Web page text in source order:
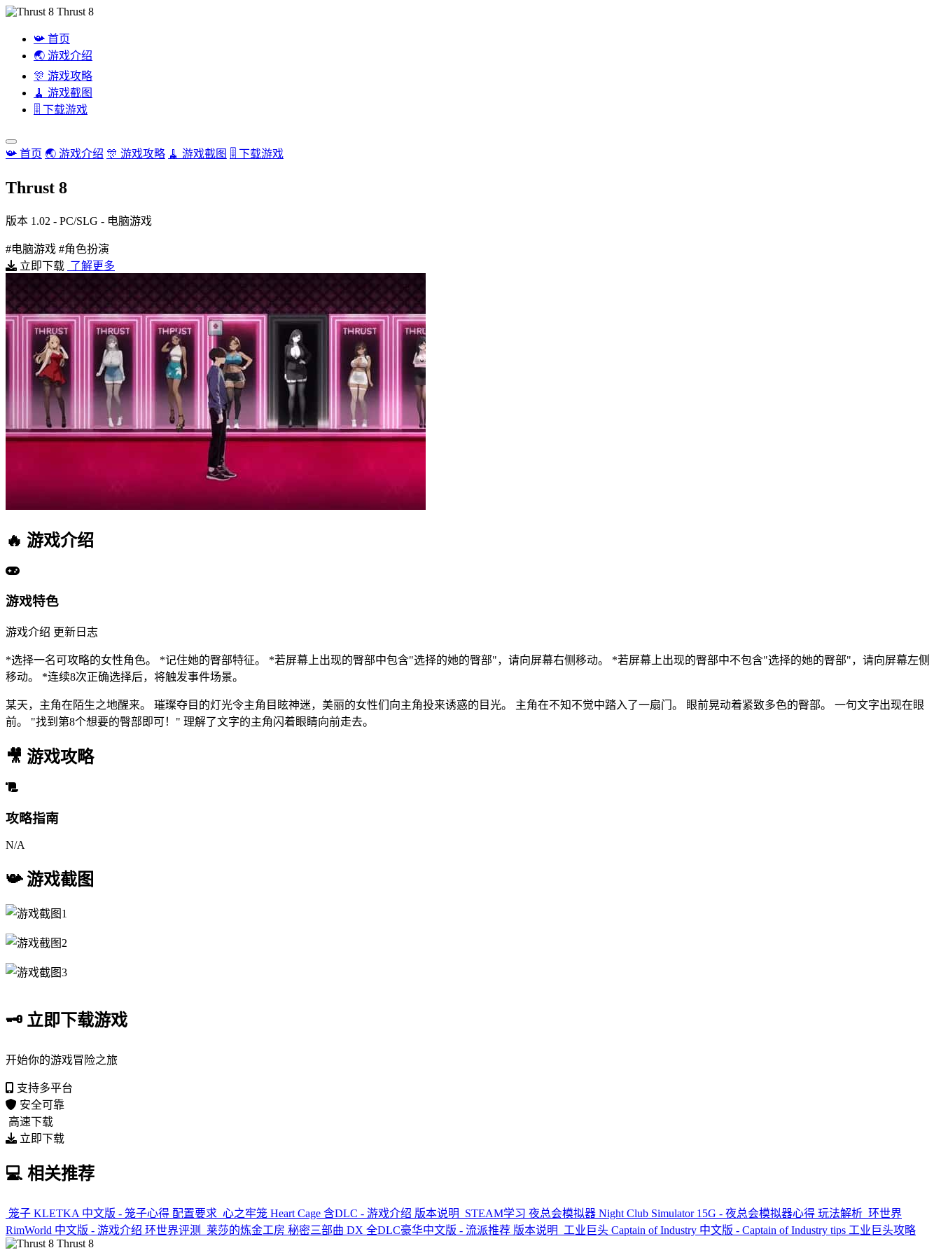
Thrust 8
📯 首页
🌏 游戏介绍
🎊 游戏攻略
🧹 游戏截图
🎚️ 下载游戏
📯 首页 🌏 游戏介绍 🎊 游戏攻略 🧹 游戏截图 🎚️ 下载游戏
Thrust 8
版本 1.02 - PC/SLG - 电脑游戏
#电脑游戏 #角色扮演
立即下载 了解更多
🔥 游戏介绍
游戏特色
游戏介绍 更新日志
*选择一名可攻略的女性角色。 *记住她的臀部特征。 *若屏幕上出现的臀部中包含"选择的她的臀部"，请向屏幕右侧移动。 *若屏幕上出现的臀部中不包含"选择的她的臀部"，请向屏幕左侧
移动。 *连续8次正确选择后，将触发事件场景。
某天，主角在陌生之地醒来。 璀璨夺目的灯光令主角目眩神迷，美丽的女性们向主角投来诱惑的目光。 主角在不知不觉中踏入了一扇门。 眼前晃动着紧致多色的臀部。 一句文字出现在眼
前。 "找到第8个想要的臀部即可！" 理解了文字的主角闪着眼睛向前走去。
🎥 游戏攻略
攻略指南
N/A
📯游戏截图
🗝️ 立即下载游戏
开始你的游戏冒险之旅
支持多平台
安全可靠
高速下载
立即下载
💻 相关推荐
笼子 KLETKA 中文版 - 笼子心得 配置要求 心之牢笼 Heart Cage 含DLC - 游戏介绍 版本说明 STEAM学习 夜总会模拟器 Night Club Simulator 15G - 夜总会模拟器心得 玩法解析 环世界
RimWorld 中文版 - 游戏介绍 环世界评测
莱莎的炼金工房 秘密三部曲 DX 全DLC豪华中文版 - 流派推荐 版本说明
工业巨头 Captain of Industry 中文版 - Captain of Industry tips 工业巨头攻略
Thrust 8